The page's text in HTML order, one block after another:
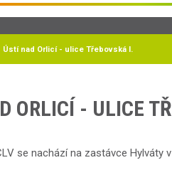
Ústí nad Orlicí - ulice Třebovská I.
ORLICÍ - ULICE
se nachází na zastávce Hylváty